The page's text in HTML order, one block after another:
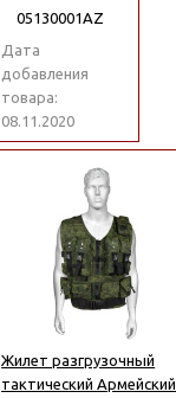
05130001АZ
Дата
добавления
товара:
08.11.2020
Жилет разгрузочный
тактический Армейский